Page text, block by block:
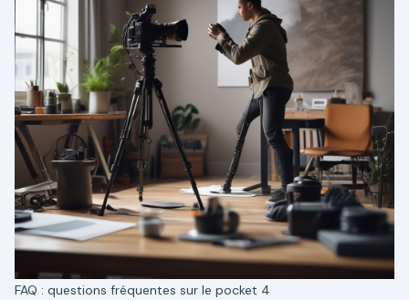
FAQ : questions fréquentes sur le pocket 4